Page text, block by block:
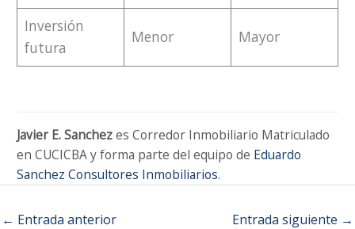
Inversión
futura
Menor Mayor
Javier E. Sanchezes Corredor Inmobiliario Matriculado
en CUCICBA y forma parte del equipo de Eduardo
Sanchez Consultores Inmobiliarios.
← Entrada anterior Entrada siguiente →